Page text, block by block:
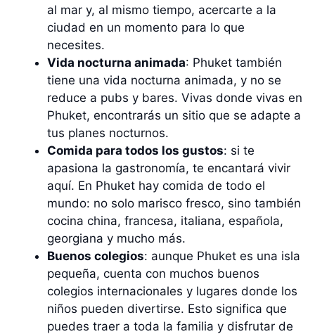
al mar y, al mismo tiempo, acercarte a la
ciudad en un momento para lo que
necesites.
Vida nocturna animada: Phuket también
tiene una vida nocturna animada, y no se
reduce a pubs y bares. Vivas donde vivas en
Phuket, encontrarás un sitio que se adapte a
tus planes nocturnos.
Comida para todos los gustos: si te
apasiona la gastronomía, te encantará vivir
aquí. En Phuket hay comida de todo el
mundo: no solo marisco fresco, sino también
cocina china, francesa, italiana, española,
georgiana y mucho más.
Buenos colegios: aunque Phuket es una isla
pequeña, cuenta con muchos buenos
colegios internacionales y lugares donde los
niños pueden divertirse. Esto significa que
puedes traer a toda la familia y disfrutar de